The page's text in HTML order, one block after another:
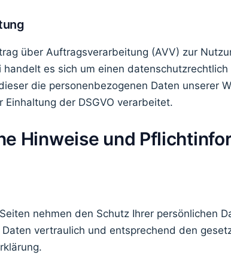
über Auftragsverarbeitung (AVV) zur
handelt es sich um einen
die personenbezogenen Daten unserer
Einhaltung der DSGVO verarbeitet.
Hinweise und
nehmen den Schutz Ihrer persönlichen
vertraulich und entsprechend den